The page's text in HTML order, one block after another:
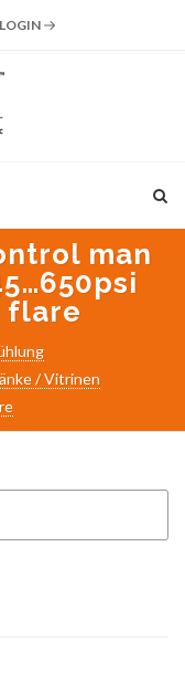
LOGIN
man
flare
/ Vitrinen